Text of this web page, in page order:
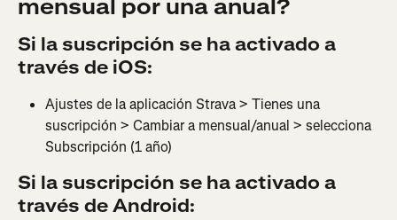
mensual por una anual?
Si la suscripción se ha activado a
través de iOS:
Ajustes de la aplicación Strava > Tienes una
suscripción > Cambiar a mensual/anual > selecciona
Subscripción (1 año)
Si la suscripción se ha activado a
través de Android: